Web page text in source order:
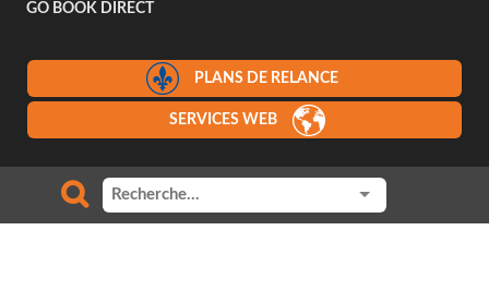
GO BOOK DIRECT
PLANS DE RELANCE
SERVICES WEB